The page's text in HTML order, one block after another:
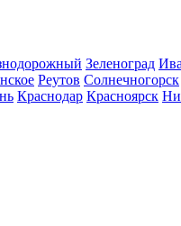
Зеленоград
Реутов Солнечногорск
Краснодар Красноярск